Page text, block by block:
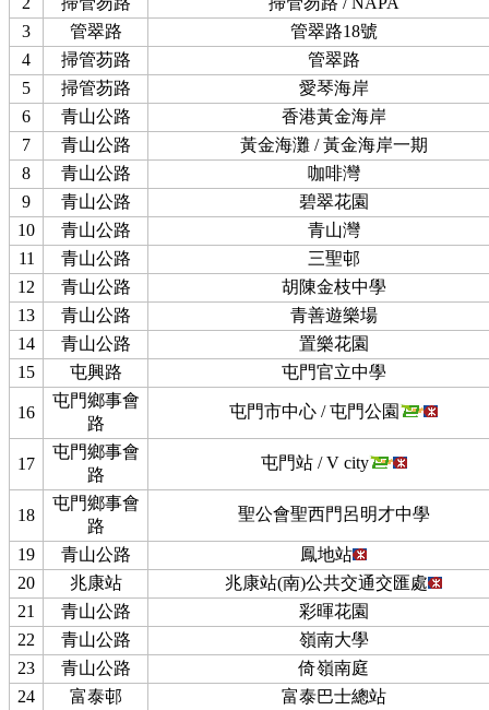
3
管翠路
管翠路18號
4
掃管芴路
管翠路
5
掃管芴路
愛琴海岸
6
青山公路
香港黃金海岸
7
青山公路
黃金海灘 / 黃金海岸一期
8
青山公路
咖啡灣
9
青山公路
碧翠花園
10
青山公路
青山灣
11
青山公路
三聖邨
12
青山公路
胡陳金枝中學
13
青山公路
青善遊樂場
14
青山公路
置樂花園
15
屯興路 屯門官立中學
16
屯門鄉事會
路
屯門市中心 / 屯門公園
17
屯門鄉事會
路
屯門站 / V city
18
屯門鄉事會
路
聖公會聖西門呂明才中學
19 青山公路
鳳地站
20
兆康站
兆康站(南)公共交通交匯處
21
青山公路
彩暉花園
22
青山公路
嶺南大學
23
青山公路
倚嶺南庭
24
富泰邨 富泰巴士總站